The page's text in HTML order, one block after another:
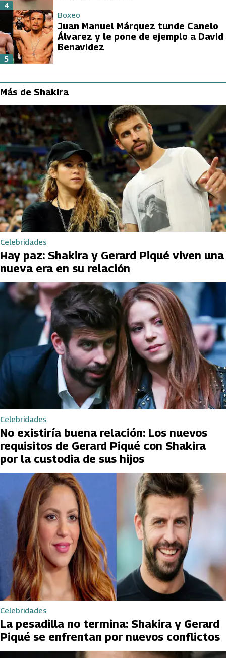
4
Boxeo
Juan Manuel Márquez tunde Canelo
Álvarez y le pone de ejemplo a David
Benavidez
5
Más de Shakira
Celebridades
Hay paz: Shakira y Gerard Piqué viven una
nueva era en su relación
Celebridades
No existiría buena relación: Los nuevos
requisitos de Gerard Piqué con Shakira
por la custodia de sus hijos
Celebridades
La pesadilla no termina: Shakira y Gerard
Piqué se enfrentan por nuevos conflictos